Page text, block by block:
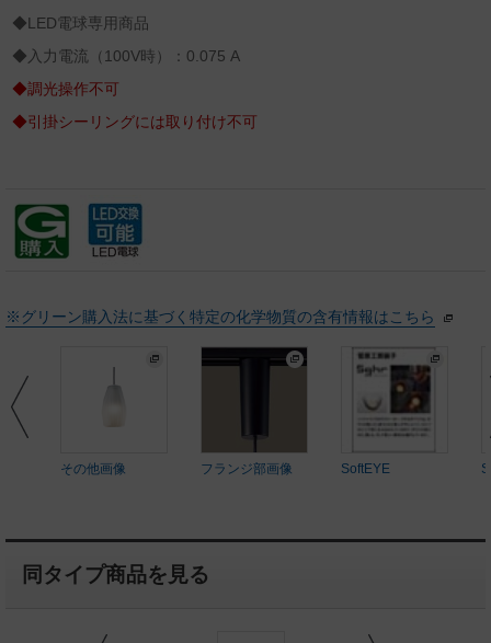
◆LED電球専用商品
◆入力電流（100V時）：0.075 A
◆調光操作不可
◆引掛シーリングには取り付け不可
※グリーン購入法に基づく特定の化学物質の含有情報はこちら
その他画像 フランジ部画像 SoftEYE
同タイプ商品を見る